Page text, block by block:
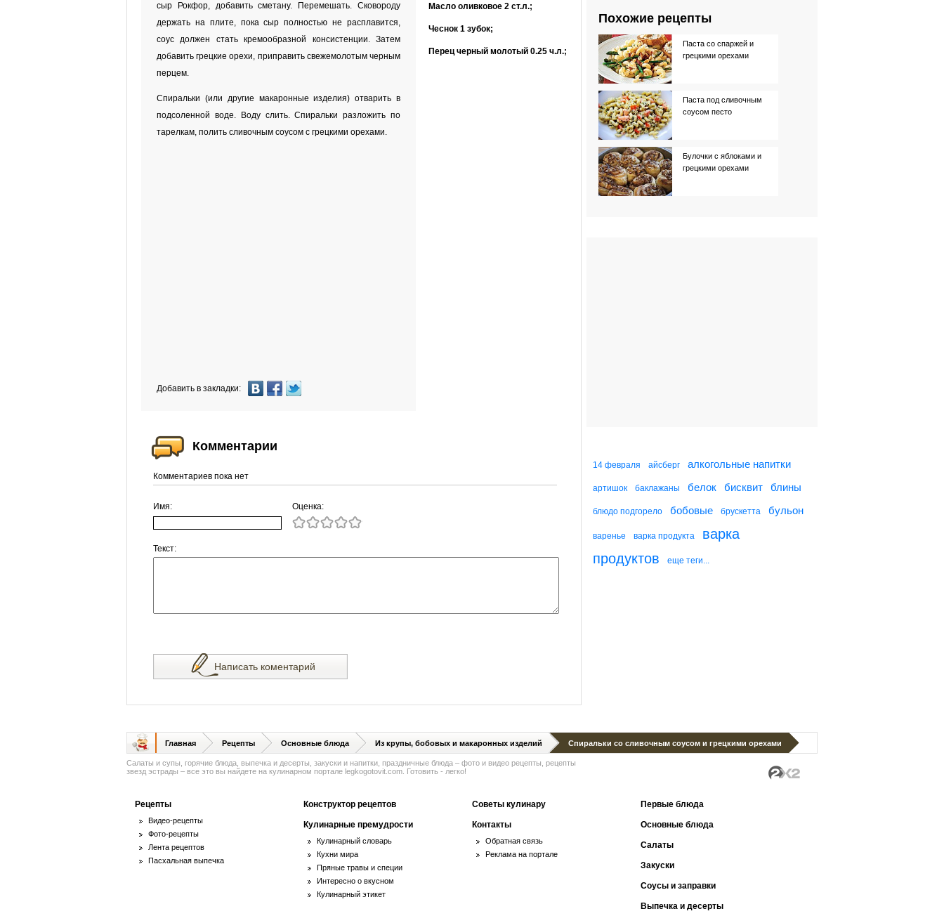
сыр Рокфор, добавить сметану. Перемешать. Сковороду
держать на плите, пока сыр полностью не расплавится,
соус должен стать кремообразной консистенции. Затем
добавить грецкие орехи, приправить свежемолотым черным
перцем.
Спиральки (или другие макаронные изделия) отварить в
подсоленной воде. Воду слить. Спиральки разложить по
тарелкам, полить сливочным соусом с грецкими орехами.
Добавить в закладки:
Масло оливковое 2 ст.л.;
Чеснок 1 зубок;
Перец черный молотый 0.25 ч.л.;
Комментарии
Комментариев пока нет
Имя: Оценка:
Текст:
Написать коментарий
Похожие рецепты
Паста со спаржей и
грецкими орехами
Паста под сливочным
соусом песто
Булочки с яблоками и
грецкими орехами
Шницель со сливочным
соусом с грибами
14 февраля айсберг алкогольные напитки
артишок баклажаны белок бисквит блины
блюдо подгорело бобовые брускетта бульон
варенье варка продукта
варка
продуктов
еще теги...
Главная Рецепты Основные блюда Из крупы, бобовых и макаронных изделий Спиральки со сливочным соусом и грецкими орехами
Салаты и супы, горячие блюда, выпечка и десерты, закуски и напитки, праздничные блюда – фото и видео рецепты, рецепты
звезд эстрады – все это вы найдете на кулинарном портале legkogotovit.com. Готовить - легко!
Рецепты
Видео-рецепты
Фото-рецепты
Лента рецептов
Пасхальная выпечка
Конструктор рецептов
Кулинарные премудрости
Кулинарный словарь
Кухни мира
Пряные травы и специи
Интересно о вкусном
Кулинарный этикет
Советы кулинару
Контакты
Обратная связь
Реклама на портале
Первые блюда
Основные блюда
Салаты
Закуски
Соусы и заправки
Выпечка и десерты